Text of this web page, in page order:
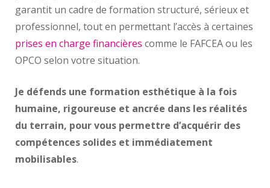
garantit un cadre de formation structuré, sérieux et
professionnel, tout en permettant l’accès à certaines
prises en charge financières comme le FAFCEA ou les
OPCO selon votre situation.
Je défends une formation esthétique à la fois
humaine, rigoureuse et ancrée dans les réalités
du terrain, pour vous permettre d’acquérir des
compétences solides et immédiatement
mobilisables.